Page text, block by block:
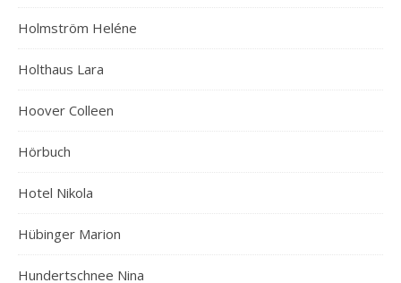
Holmström Heléne
Holthaus Lara
Hoover Colleen
Hörbuch
Hotel Nikola
Hübinger Marion
Hundertschnee Nina